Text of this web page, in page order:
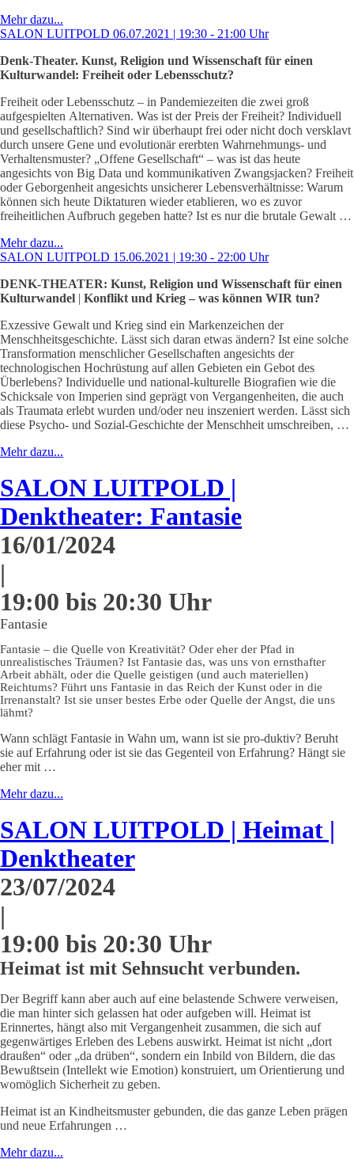
Mehr dazu...
SALON LUITPOLD 06.07.2021 | 19:30 - 21:00 Uhr
Denk-Theater. Kunst, Religion und Wissenschaft für einen
Kulturwandel: Freiheit oder Lebensschutz?
Freiheit oder Lebensschutz – in Pandemiezeiten die zwei groß
aufgespielten Alternativen. Was ist der Preis der Freiheit? Individuell
und gesellschaftlich? Sind wir überhaupt frei oder nicht doch versklavt
durch unsere Gene und evolutionär ererbten Wahrnehmungs- und
Verhaltensmuster? „Offene Gesellschaft“ – was ist das heute
angesichts von Big Data und kommunikativen Zwangsjacken? Freiheit
oder Geborgenheit angesichts unsicherer Lebensverhältnisse: Warum
können sich heute Diktaturen wieder etablieren, wo es zuvor
freiheitlichen Aufbruch gegeben hatte? Ist es nur die brutale Gewalt …
Mehr dazu...
SALON LUITPOLD 15.06.2021 | 19:30 - 22:00 Uhr
DENK-THEATER: Kunst, Religion und Wissenschaft für einen
Kulturwandel | Konflikt und Krieg – was können WIR tun?
Exzessive Gewalt und Krieg sind ein Markenzeichen der
Menschheitsgeschichte. Lässt sich daran etwas ändern? Ist eine solche
Transformation menschlicher Gesellschaften angesichts der
technologischen Hochrüstung auf allen Gebieten ein Gebot des
Überlebens? Individuelle und national-kulturelle Biografien wie die
Schicksale von Imperien sind geprägt von Vergangenheiten, die auch
als Traumata erlebt wurden und/oder neu inszeniert werden. Lässt sich
diese Psycho- und Sozial-Geschichte der Menschheit umschreiben, …
Mehr dazu...
SALON LUITPOLD |
Denktheater: Fantasie
16/01/2024
|
19:00 bis 20:30 Uhr
Fantasie
Fantasie – die Quelle von Kreativität? Oder eher der Pfad in
unrealistisches Träumen? Ist Fantasie das, was uns von ernsthafter
Arbeit abhält, oder die Quelle geistigen (und auch materiellen)
Reichtums? Führt uns Fantasie in das Reich der Kunst oder in die
Irrenanstalt? Ist sie unser bestes Erbe oder Quelle der Angst, die uns
lähmt?
Wann schlägt Fantasie in Wahn um, wann ist sie pro-duktiv? Beruht
sie auf Erfahrung oder ist sie das Gegenteil von Erfahrung? Hängt sie
eher mit …
Mehr dazu...
SALON LUITPOLD | Heimat |
Denktheater
23/07/2024
|
19:00 bis 20:30 Uhr
Heimat ist mit Sehnsucht verbunden.
Der Begriff kann aber auch auf eine belastende Schwere verweisen,
die man hinter sich gelassen hat oder aufgeben will. Heimat ist
Erinnertes, hängt also mit Vergangenheit zusammen, die sich auf
gegenwärtiges Erleben des Lebens auswirkt. Heimat ist nicht „dort
draußen“ oder „da drüben“, sondern ein Inbild von Bildern, die das
Bewußtsein (Intellekt wie Emotion) konstruiert, um Orientierung und
womöglich Sicherheit zu geben.
Heimat ist an Kindheitsmuster gebunden, die das ganze Leben prägen
und neue Erfahrungen …
Mehr dazu...